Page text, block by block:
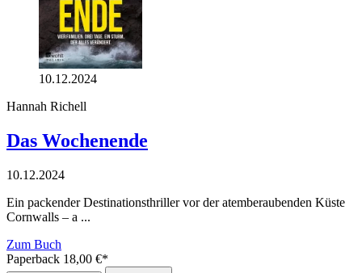
10.12.2024
Hannah Richell
Das Wochenende
10.12.2024
Ein packender Destinationsthriller vor der atemberaubenden Küste
Cornwalls – a ...
Zum Buch
Paperback 18,00 €*